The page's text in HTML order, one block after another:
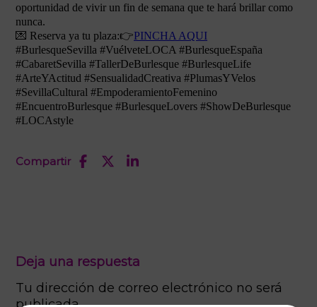
oportunidad de vivir un fin de semana que te hará brillar como
nunca.
💌 Reserva ya tu plaza:👉PINCHA AQUI
#BurlesqueSevilla #VuélveteLOCA #BurlesqueEspaña
#CabaretSevilla #TallerDeBurlesque #BurlesqueLife
#ArteYActitud #SensualidadCreativa #PlumasYVelos
#SevillaCultural #EmpoderamientoFemenino
#EncuentroBurlesque #BurlesqueLovers #ShowDeBurlesque
#LOCAstyle
Compartir
Deja una respuesta
Tu dirección de correo electrónico no será